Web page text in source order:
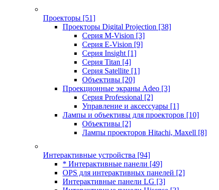
Проекторы [51]
Проекторы Digital Projection [38]
Серия M-Vision [3]
Серия E-Vision [9]
Серия Insight [1]
Серия Titan [4]
Серия Satellite [1]
Объективы [20]
Проекционные экраны Adeo [3]
Серия Professional [2]
Управление и аксессуары [1]
Лампы и объективы для проекторов [10]
Объективы [2]
Лампы проекторов Hitachi, Maxell [8]
Интерактивные устройства [94]
* Интерактивные панели [49]
OPS для интерактивных панелей [2]
Интерактивные панели LG [3]